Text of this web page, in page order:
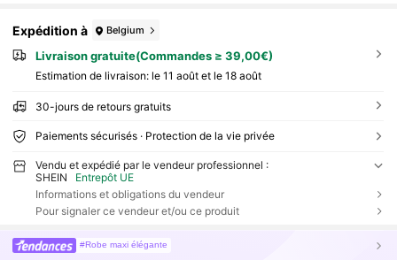
Expédition à Belgium
Livraison gratuite(Commandes ≥ 39,00€)
Estimation de livraison: le 11 août et le 18 août
30-jours de retours gratuits
Paiements sécurisés · Protection de la vie privée
Vendu et expédié par le vendeur professionnel :
SHEIN
Entrepôt UE
Informations et obligations du vendeur
Pour signaler ce vendeur et/ou ce produit
#Robe maxi élégante